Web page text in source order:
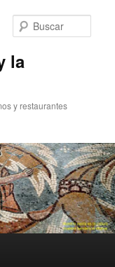
la
y restaurantes